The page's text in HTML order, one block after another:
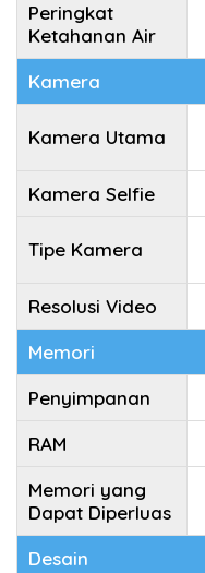
Peringkat
Ketahanan Air
Kamera
Kamera Utama
Kamera Selfie
Tipe Kamera
Resolusi Video
Memori
Penyimpanan
RAM
Memori yang
Dapat Diperluas
Desain